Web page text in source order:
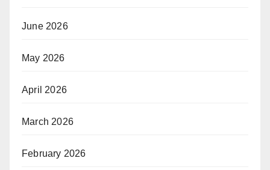
June 2026
May 2026
April 2026
March 2026
February 2026